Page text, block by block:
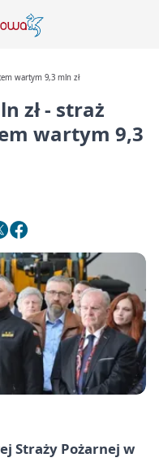
wartym 9,3 mln zł
zł - straż
wartym 9,3
Straży Pożarnej w